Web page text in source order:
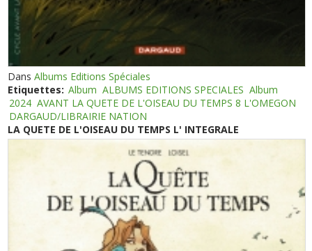
DansAlbums Editions Spéciales
Etiquettes: Album ALBUMS EDITIONS SPECIALES Album
2024 AVANT LA QUETE DE L'OISEAU DU TEMPS 8 L'OMEGON
DARGAUD/LIBRAIRIE NATION
LA QUETE DE L'OISEAU DU TEMPS L' INTEGRALE